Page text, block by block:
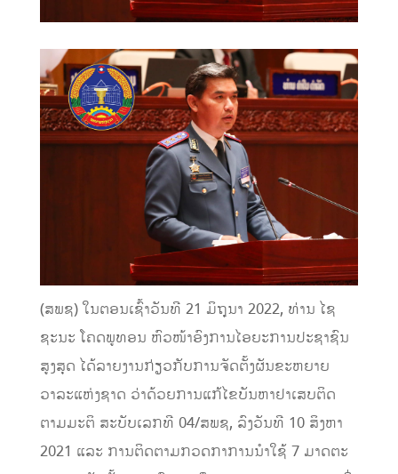
(ສພຊ) ໃນຕອນເຊົ້າວັນທີ 21 ມິຖຸນາ 2022, ທ່ານ ໄຊ
ຊະນະ ໂຄດພູທອນ ຫົວໜ້າອົງການໄອຍະການປະຊາຊົນ
ສູງສຸດ ໄດ້ລາຍງານກ່ຽວກັບການຈັດຕັ້ງຜັນຂະຫຍາຍ
ວາລະແຫ່ງຊາດ ວ່າດ້ວຍການແກ້ໄຂບັນຫາຢາເສບຕິດ
ຕາມມະຕິ ສະບັບເລກທີ 04/ສພຊ, ລົງວັນທີ 10 ສິງຫາ
2021 ແລະ ການຕິດຕາມກວດກາການນຳໃຊ້ 7 ມາດຕະ